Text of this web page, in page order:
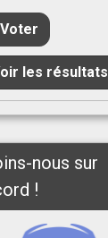
Voter
les résultats
nous sur
!